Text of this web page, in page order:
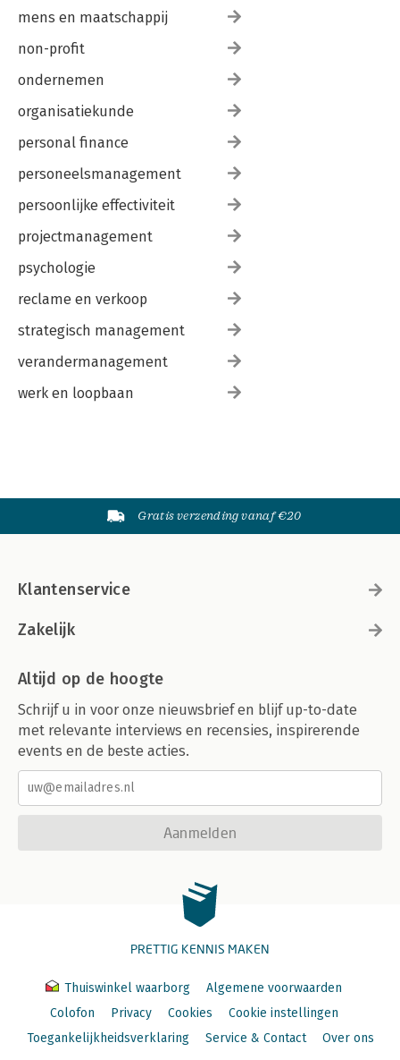
mens en maatschappij
non-profit
ondernemen
organisatiekunde
personal finance
personeelsmanagement
persoonlijke effectiviteit
projectmanagement
psychologie
reclame en verkoop
strategisch management
verandermanagement
werk en loopbaan
Gratis verzending vanaf €20
Klantenservice
Zakelijk
Altijd op de hoogte
Schrijf u in voor onze nieuwsbrief en blijf up-to-date
met relevante interviews en recensies, inspirerende
events en de beste acties.
Aanmelden
PRETTIG KENNIS MAKEN
Thuiswinkel waarborg
Algemene voorwaarden
Colofon
Privacy Cookies
Cookie instellingen
Toegankelijkheidsverklaring
Service & Contact Over ons